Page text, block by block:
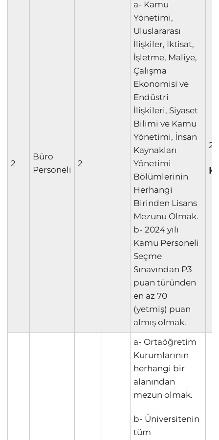
2
Büro
Personeli
2
a- Kamu
Yönetimi,
Uluslararası
İlişkiler, İktisat,
İşletme, Maliye,
Çalışma
Ekonomisi ve
Endüstri
İlişkileri, Siyaset
Bilimi ve Kamu
Yönetimi, İnsan
Kaynakları
Yönetimi
Bölümlerinin
Herhangi
Birinden Lisans
Mezunu Olmak.
b- 2024 yılı
Kamu Personeli
Seçme
Sınavından P3
puan türünden
en az 70
(yetmiş) puan
almış olmak.
a- Ortaöğretim
Kurumlarının
herhangi bir
alanından
mezun olmak.
b- Üniversitenin
tüm